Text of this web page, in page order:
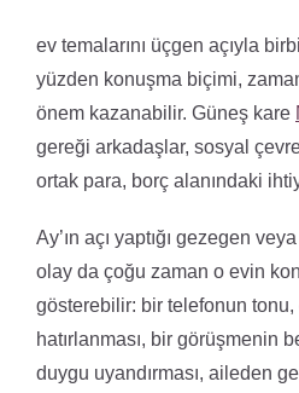
ev temalarını üçgen açıyla
yüzden konuşma biçimi,
önem kazanabilir. Güneş kare
gereği arkadaşlar, sosyal çevre
ortak para, borç alanındaki
Ay’ın açı yaptığı gezegen
olay da çoğu zaman o evin
gösterebilir: bir telefonun
hatırlanması, bir görüşmenin
duygu uyandırması, aileden